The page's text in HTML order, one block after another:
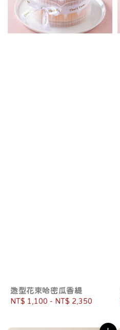
造型花束哈密瓜香緹
Regular
NT$ 1,100 - NT$ 2,350